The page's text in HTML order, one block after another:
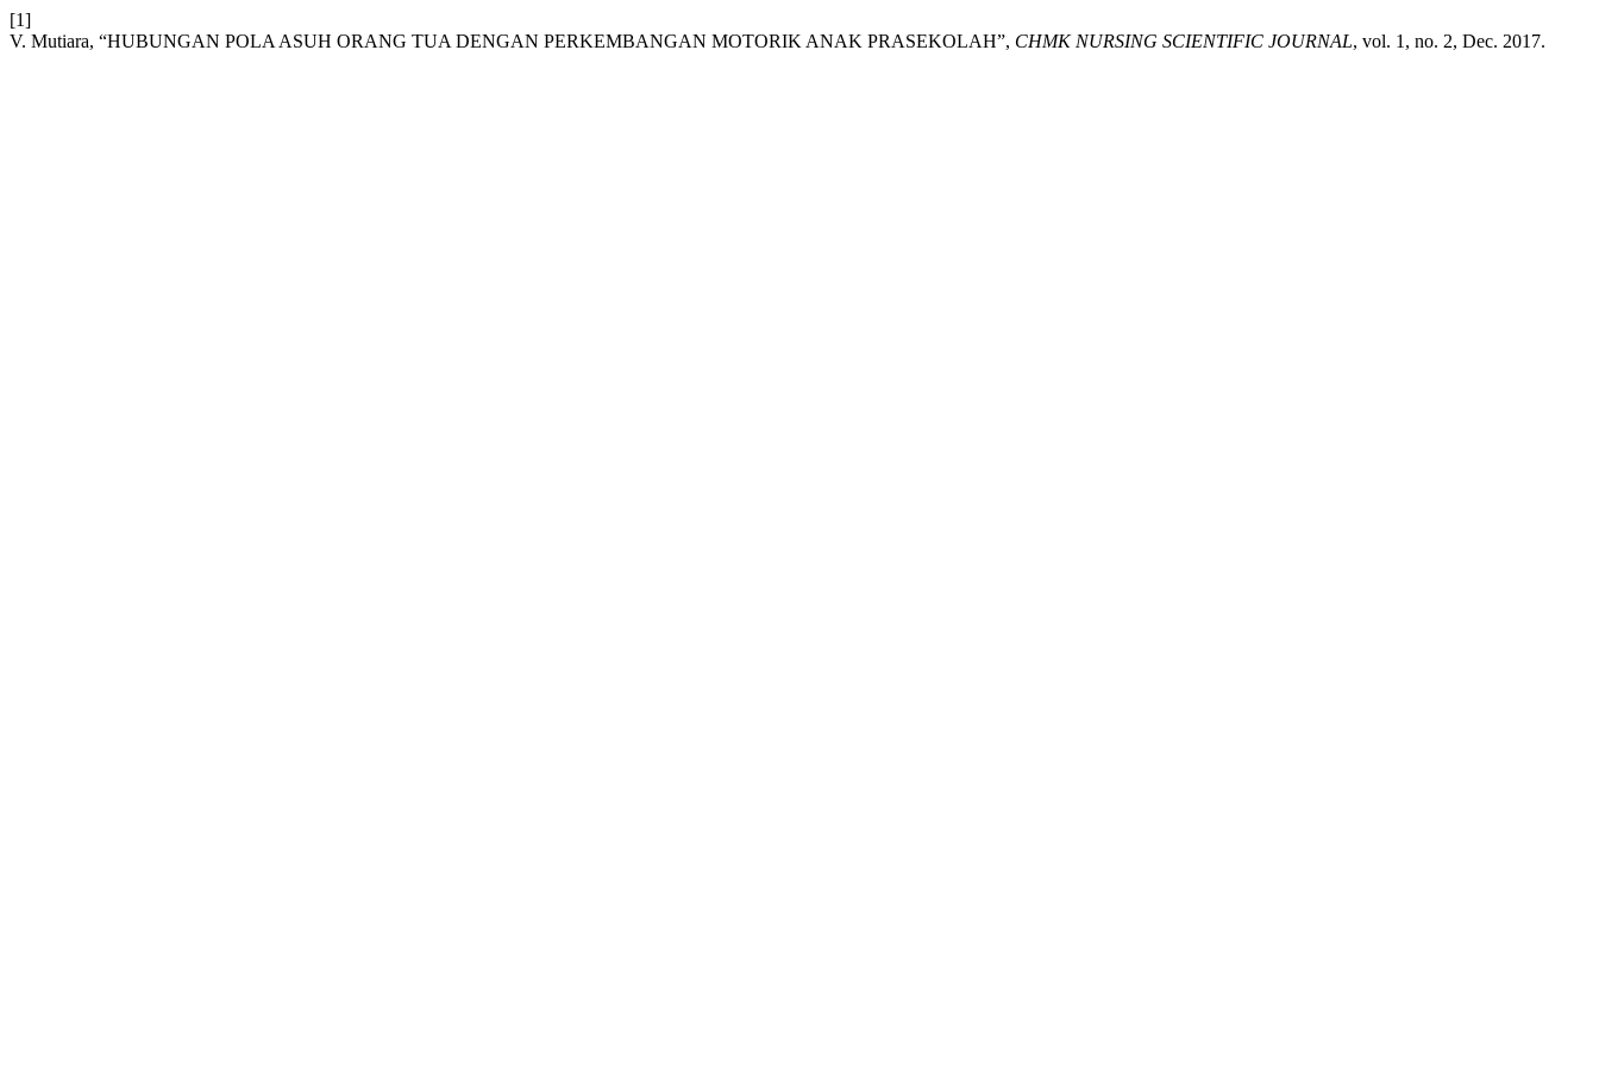
[1]
V. Mutiara, “HUBUNGAN POLA ASUH ORANG TUA DENGAN PERKEMBANGAN MOTORIK ANAK PRASEKOLAH”, CHMK NURSING SCIENTIFIC JOURNAL, vol. 1, no. 2, Dec. 2017.